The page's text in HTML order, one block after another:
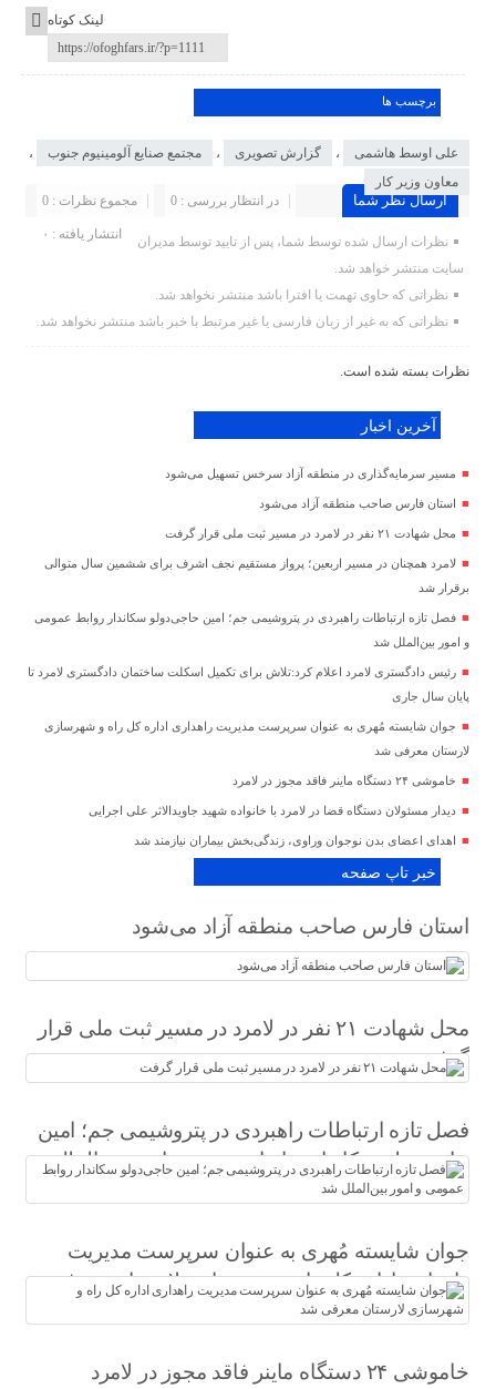
لینک کوتاه
برچسب ها
علی اوسط هاشمی ، گزارش تصویری ، مجتمع صنایع آلومینیوم جنوب
،
معاون وزیر کار
ارسال نظر شما مجموع نظرات : 0 در انتظار بررسی : 0
انتشار یافته : ۰
نظرات ارسال شده توسط شما، پس از تایید توسط مدیران
سایت منتشر خواهد شد.
نظراتی که حاوی تهمت یا افترا باشد منتشر نخواهد شد.
نظراتی که به غیر از زبان فارسی یا غیر مرتبط با خبر باشد منتشر نخواهد شد.
نظرات بسته شده است.
آخرین اخبار
مسیر سرمایه‌گذاری در منطقه آزاد سرخس تسهیل می‌شود
استان فارس صاحب منطقه آزاد می‌شود
محل شهادت ۲۱ نفر در لامرد در مسیر ثبت ملی قرار گرفت
لامرد همچنان در مسیر اربعین؛ پرواز مستقیم نجف اشرف برای ششمین سال متوالی
برقرار شد
فصل تازه ارتباطات راهبردی در پتروشیمی جم؛ امین حاجی‌دولو سکاندار روابط عمومی
و امور بین‌الملل شد
رئیس دادگستری لامرد اعلام کرد:تلاش برای تکمیل اسکلت ساختمان دادگستری لامرد تا
پایان سال جاری
جوان شایسته مُهری به عنوان سرپرست مدیریت راهداری اداره کل راه و شهرسازی
لارستان معرفی شد
خاموشی ۲۴ دستگاه ماینر فاقد مجوز در لامرد
دیدار مسئولان دستگاه قضا در لامرد با خانواده شهید جاویدالاثر علی اجرایی
اهدای اعضای بدن نوجوان وراوی، زندگی‌بخش بیماران نیازمند شد
خبر تاپ صفحه
استان فارس صاحب منطقه آزاد می‌شود
محل شهادت ۲۱ نفر در لامرد در مسیر ثبت ملی قرار
گرفت
فصل تازه ارتباطات راهبردی در پتروشیمی جم؛ امین
حاجی‌دولو سکاندار روابط عمومی و امور بین‌الملل
شد
جوان شایسته مُهری به عنوان سرپرست مدیریت
راهداری اداره کل راه و شهرسازی لارستان معرفی
شد
خاموشی ۲۴ دستگاه ماینر فاقد مجوز در لامرد